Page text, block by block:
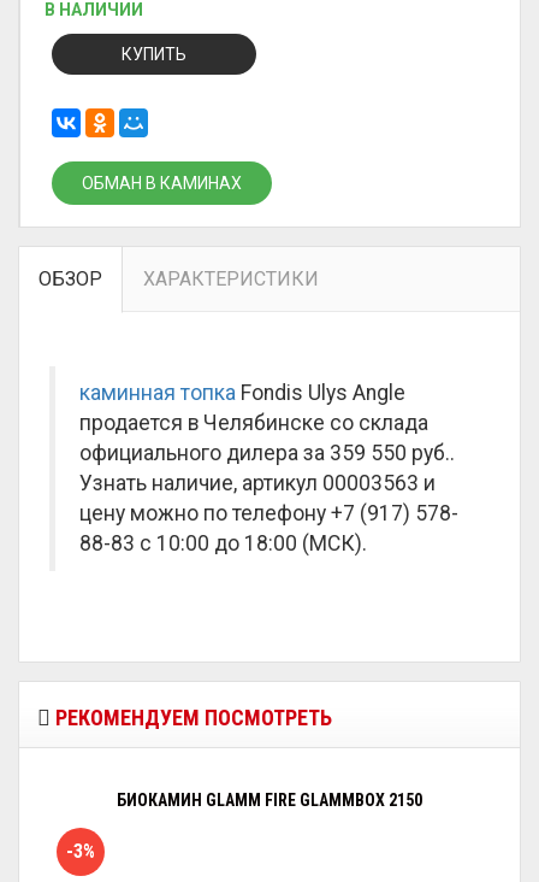
В НАЛИЧИИ
КУПИТЬ
ОБМАН В КАМИНАХ
ОБЗОР ХАРАКТЕРИСТИКИ
каминная топка Fondis Ulys Angle
продается в Челябинске со склада
официального дилера за 359 550 руб..
Узнать наличие, артикул 00003563 и
цену можно по телефону +7 (917) 578-
88-83 с 10:00 до 18:00 (МСК).
РЕКОМЕНДУЕМ ПОСМОТРЕТЬ
БИОКАМИН GLAMM FIRE GLAMMBOX 2150
-3%